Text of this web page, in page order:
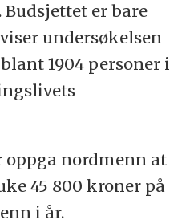
er bare
undersøkelsen
1904 personer i
oppga nordmenn at
45 800 kroner på
i år.